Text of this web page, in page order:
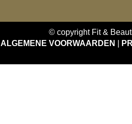
© copyright Fit &
ALGEMENE VOORWAARDEN